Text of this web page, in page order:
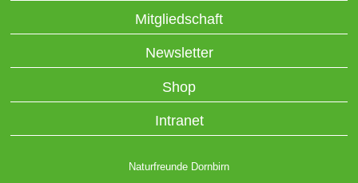
Mitgliedschaft
Newsletter
Shop
Intranet
Naturfreunde Dornbirn